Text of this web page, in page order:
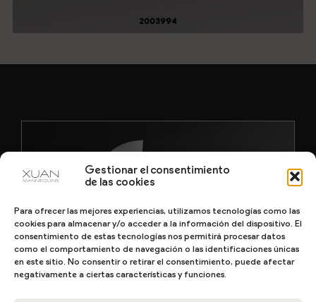
Gestionar el consentimiento
de las cookies
Para ofrecer las mejores experiencias, utilizamos tecnologías como las
cookies para almacenar y/o acceder a la información del dispositivo. El
consentimiento de estas tecnologías nos permitirá procesar datos
como el comportamiento de navegación o las identificaciones únicas
en este sitio. No consentir o retirar el consentimiento, puede afectar
negativamente a ciertas características y funciones.
2003994